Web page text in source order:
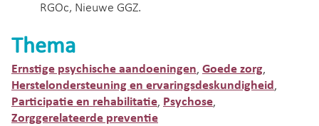
RGOc, Nieuwe GGZ.
Thema
Ernstige psychische aandoeningen, Goede zorg,
Herstelondersteuning en ervaringsdeskundigheid,
Participatie en rehabilitatie, Psychose,
Zorggerelateerde preventie